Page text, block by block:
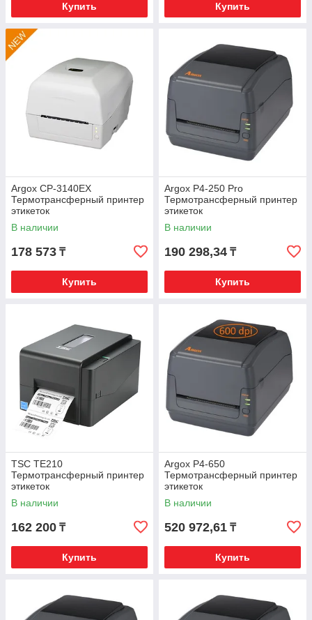
Купить Купить
Argox CP-3140EX
Термотрансферный принтер
этикеток
В наличии
178 573 ₸
Купить
Argox P4-250 Pro
Термотрансферный принтер
этикеток
В наличии
190 298,34 ₸
Купить
TSC TE210
Термотрансферный принтер
этикеток
В наличии
162 200 ₸
Купить
Argox P4-650
Термотрансферный принтер
этикеток
В наличии
520 972,61 ₸
Купить